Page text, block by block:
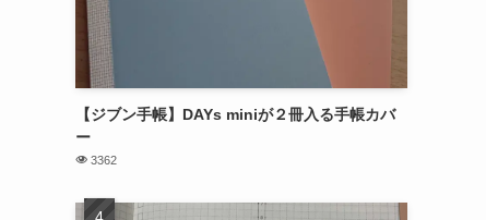
【ジブン手帳】DAYs miniが２冊入る手帳カバ
ー
3362